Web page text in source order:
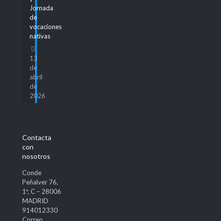
Jornada
de
vocaciones
nativas
13
de
abril
de
2026
Contacta
con
nosotros
Conde
Peñalver 76,
1º, C – 28006
MADRID
914012330